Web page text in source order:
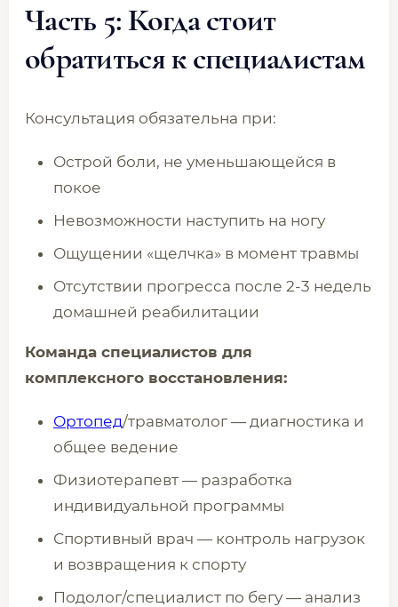
Часть 5: Когда стоит
обратиться к специалистам
Консультация обязательна при:
Острой боли, не уменьшающейся в
покое
Невозможности наступить на ногу
Ощущении «щелчка» в момент травмы
Отсутствии прогресса после 2-3 недель
домашней реабилитации
Команда специалистов для
комплексного восстановления:
Ортопед/травматолог — диагностика и
общее ведение
Физиотерапевт — разработка
индивидуальной программы
Спортивный врач — контроль нагрузок
и возвращения к спорту
Подолог/специалист по бегу — анализ